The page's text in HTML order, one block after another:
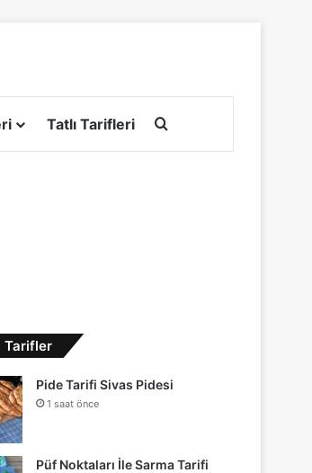
Tatlı Tarifleri
Tarifler
Pide Tarifi Sivas Pidesi
1 saat önce
Püf Noktaları İle Sarma Tarifi